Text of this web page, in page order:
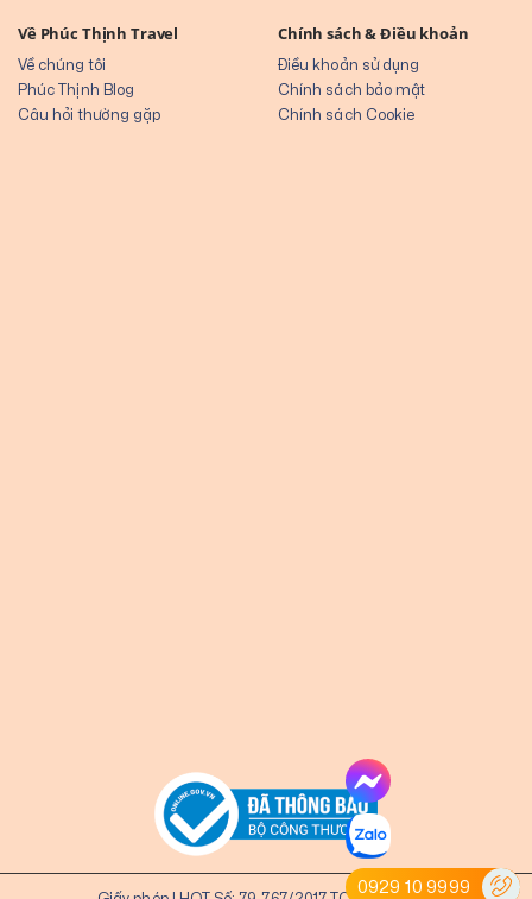
0929 10 9999
Về Phúc Thịnh Travel
Về chúng tôi
Phúc Thịnh Blog
Câu hỏi thường gặp
Chính sách & Điều khoản
Điều khoản sử dụng
Chính sách bảo mật
Chính sách Cookie